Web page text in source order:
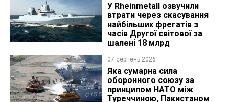
У Rheinmetall озвучили
втрати через скасування
найбільших фрегатів з
часів Другої світової за
шалені 18 млрд
07 серпень 2026
Яка сумарна сила
оборонного союзу за
принципом НАТО між
Туреччиною, Пакистаном